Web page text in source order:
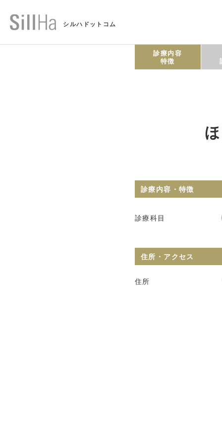
シルハドットコム
診療内容
特徴
診療内容・特徴
診療科目
住所・アクセス
住所